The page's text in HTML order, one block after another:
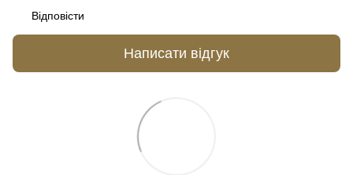
Відповісти
Написати відгук